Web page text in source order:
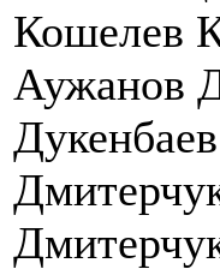
Кошелев
Аужанов